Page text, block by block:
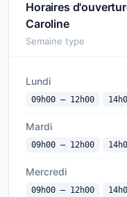
Horaires
Caroline
Semaine type
Lundi
09h00 — 12h00
Mardi
09h00 — 12h00
Mercredi
09h00 — 12h00